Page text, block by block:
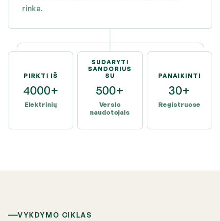
rinka.
PIRKTI IŠ
4000+
Elektrinių
SUDARYTI
SANDORIUS
SU
500+
Verslo
naudotojais
PANAIKINTI
30+
Registruose
VYKDYMO CIKLAS